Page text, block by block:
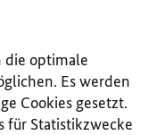
die optimale
Es werden
Cookies gesetzt.
für Statistikzwecke